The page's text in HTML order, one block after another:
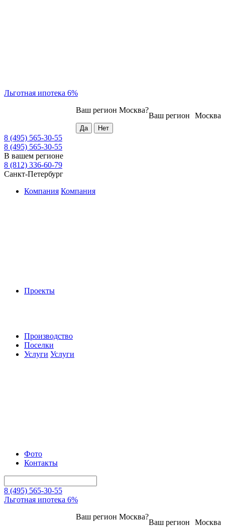
Льготная ипотека 6%
Москва
Ваш регион
Ваш регион Москва?
8 (495) 565-30-55
8 (495) 565-30-55
В вашем регионе
8 (812) 336-60-79
Санкт-Петербург
Компания Компания
Проекты
Производство
Поселки
Услуги Услуги
Фото
Контакты
8 (495) 565-30-55
Льготная ипотека 6%
Москва
Ваш регион
Ваш регион Москва?